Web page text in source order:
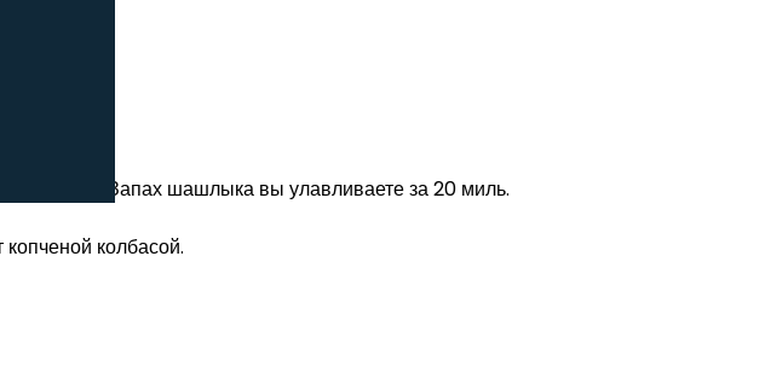
пироги. Запах шашлыка вы улавливаете за 20 миль.
колбасой.